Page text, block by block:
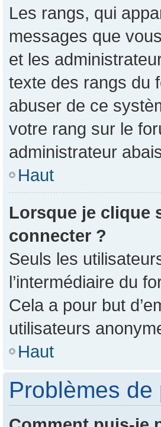
Les rangs, qui
messages que
et les
texte des rangs du
abuser de ce
votre rang sur le
administrateur
Haut
Lorsque je clique
connecter ?
Seuls les
l’intermédiaire du
Cela a pour but
utilisateurs
Haut
Problèmes